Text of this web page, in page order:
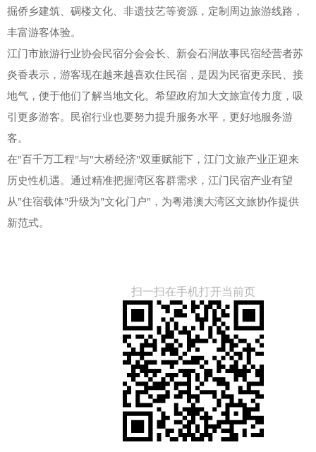
掘侨乡建筑、碉楼文化、非遗技艺等资源，定制周边旅游线路，
丰富游客体验。
江门市旅游行业协会民宿分会会长、新会石涧故事民宿经营者苏
炎香表示，游客现在越来越喜欢住民宿，是因为民宿更亲民、接
地气，便于他们了解当地文化。希望政府加大文旅宣传力度，吸
引更多游客。民宿行业也要努力提升服务水平，更好地服务游
客。
在"百千万工程"与"大桥经济"双重赋能下，江门文旅产业正迎来
历史性机遇。通过精准把握湾区客群需求，江门民宿产业有望
从"住宿载体"升级为"文化门户"，为粤港澳大湾区文旅协作提供
新范式。
扫一扫在手机打开当前页